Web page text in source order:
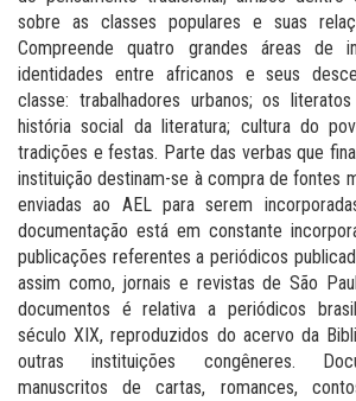
sobre as classes populares e suas
Compreende quatro grandes áreas de
identidades entre africanos e seus
classe: trabalhadores urbanos; os
história social da literatura; cultura do
tradições e festas. Parte das verbas que
instituição destinam-se à compra de fontes
enviadas ao AEL para serem
documentação está em constante
publicações referentes a periódicos
assim como, jornais e revistas de São
documentos é relativa a periódicos
século XIX, reproduzidos do acervo da
outras instituições congêneres.
manuscritos de cartas, romances,